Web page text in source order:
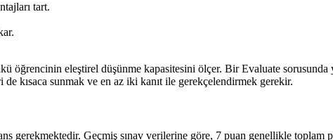
tart.
öğrencinin eleştirel düşünme kapasitesini ölçer. Bir Evaluate sorusunda
kısaca sunmak ve en az iki kanıt ile gerekçelendirmek gerekir.
gerekmektedir. Geçmiş sınav verilerine göre, 7 puan genellikle toplam